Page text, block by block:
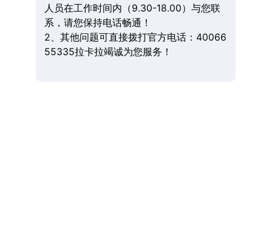
人员在工作时间内（9.30-18.00）与您联
系，请您保持电话畅通！
2、其他问题可直接拨打官方电话：40066
55335拉卡拉竭诚为您服务！